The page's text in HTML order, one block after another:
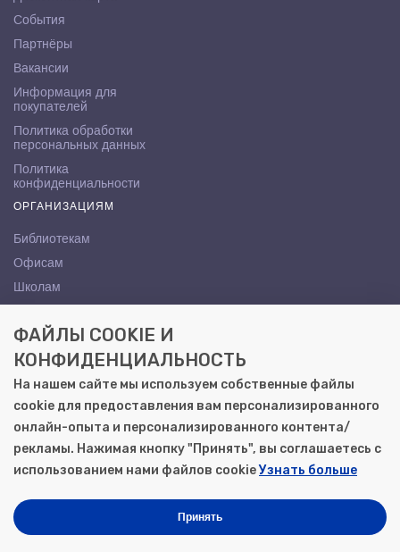
События
Партнёры
Вакансии
Информация для
покупателей
Политика обработки
персональных данных
Политика
конфиденциальности
ОРГАНИЗАЦИЯМ
Библиотекам
Офисам
Школам
КОНТАКТЫ
Саратов, ул. Осипова, 10А
+7 (8452) 72-65-65
gemera@moya-kniga.ru
Моя книга | Сеть книжных магазинов в Саратове
ФАЙЛЫ COOKIE И
КОНФИДЕНЦИАЛЬНОСТЬ
На нашем сайте мы используем собственные файлы
cookie для предоставления вам персонализированного
онлайн-опыта и персонализированного контента/
рекламы. Нажимая кнопку "Принять", вы соглашаетесь с
использованием нами файлов cookieУзнать больше
Принять